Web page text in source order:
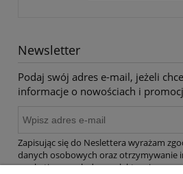
Newsletter
Podaj swój adres e-mail, jeżeli
informacje o nowościach i
Zapisując się do Neslettera wyrażam
danych osobowych oraz otrzymywanie
marketingowych drogą elektroniczną